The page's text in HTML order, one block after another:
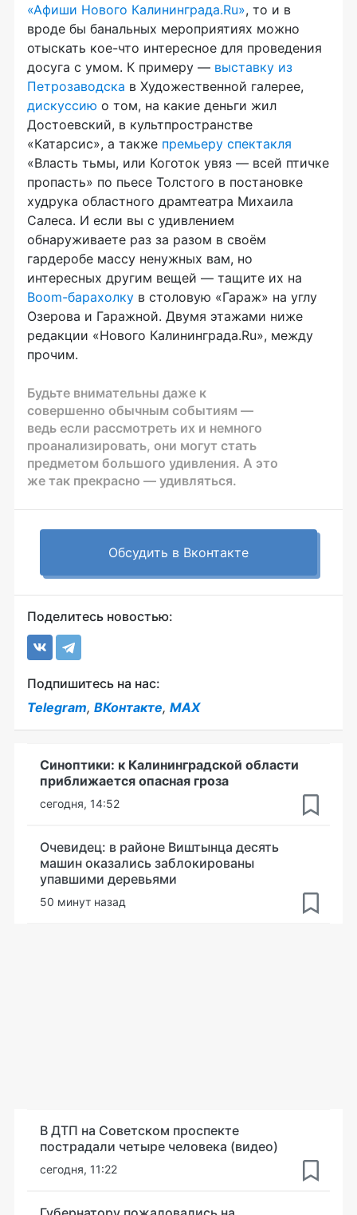
«Афиши Нового Калининграда.Ru», то и в
вроде бы банальных мероприятиях можно
отыскать кое-что интересное для проведения
досуга с умом. К примеру — выставку из
Петрозаводска в Художественной галерее,
дискуссию о том, на какие деньги жил
Достоевский, в культпространстве
«Катарсис», а также премьеру спектакля
«Власть тьмы, или Коготок увяз — всей птичке
пропасть» по пьесе Толстого в постановке
худрука областного драмтеатра Михаила
Салеса. И если вы с удивлением
обнаруживаете раз за разом в своём
гардеробе массу ненужных вам, но
интересных другим вещей — тащите их на
Boom-барахолку в столовую «Гараж» на углу
Озерова и Гаражной. Двумя этажами ниже
редакции «Нового Калининграда.Ru», между
прочим.
Будьте внимательны даже к
совершенно обычным событиям —
ведь если рассмотреть их и немного
проанализировать, они могут стать
предметом большого удивления. А это
же так прекрасно — удивляться.
Обсудить в Вконтакте
Поделитесь новостью:
Подпишитесь на нас:
Telegram, ВКонтакте, MAX
Синоптики: к Калининградской области
приближается опасная гроза
сегодня, 14:52
Очевидец: в районе Виштынца десять
машин оказались заблокированы
упавшими деревьями
50 минут назад
В ДТП на Советском проспекте
пострадали четыре человека (видео)
сегодня, 11:22